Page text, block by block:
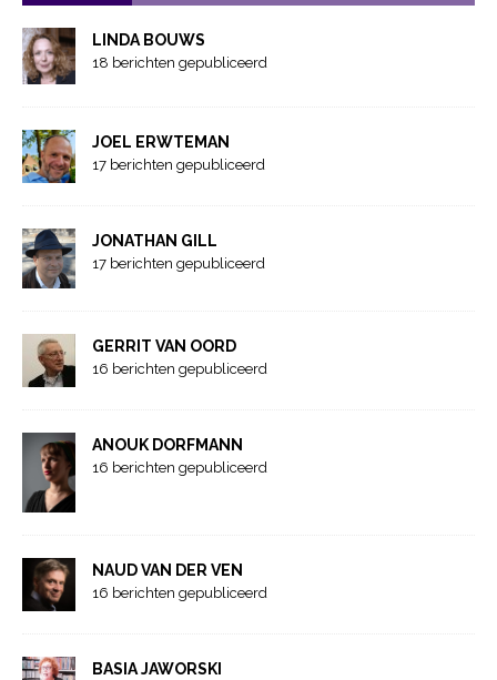
LINDA BOUWS
18 berichten gepubliceerd
JOEL ERWTEMAN
17 berichten gepubliceerd
JONATHAN GILL
17 berichten gepubliceerd
GERRIT VAN OORD
16 berichten gepubliceerd
ANOUK DORFMANN
16 berichten gepubliceerd
NAUD VAN DER VEN
16 berichten gepubliceerd
BASIA JAWORSKI